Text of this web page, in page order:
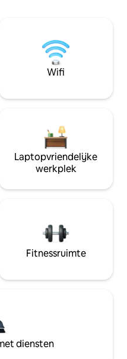
Wifi
Laptopvriendelijke
werkplek
Fitnessruimte
diensten